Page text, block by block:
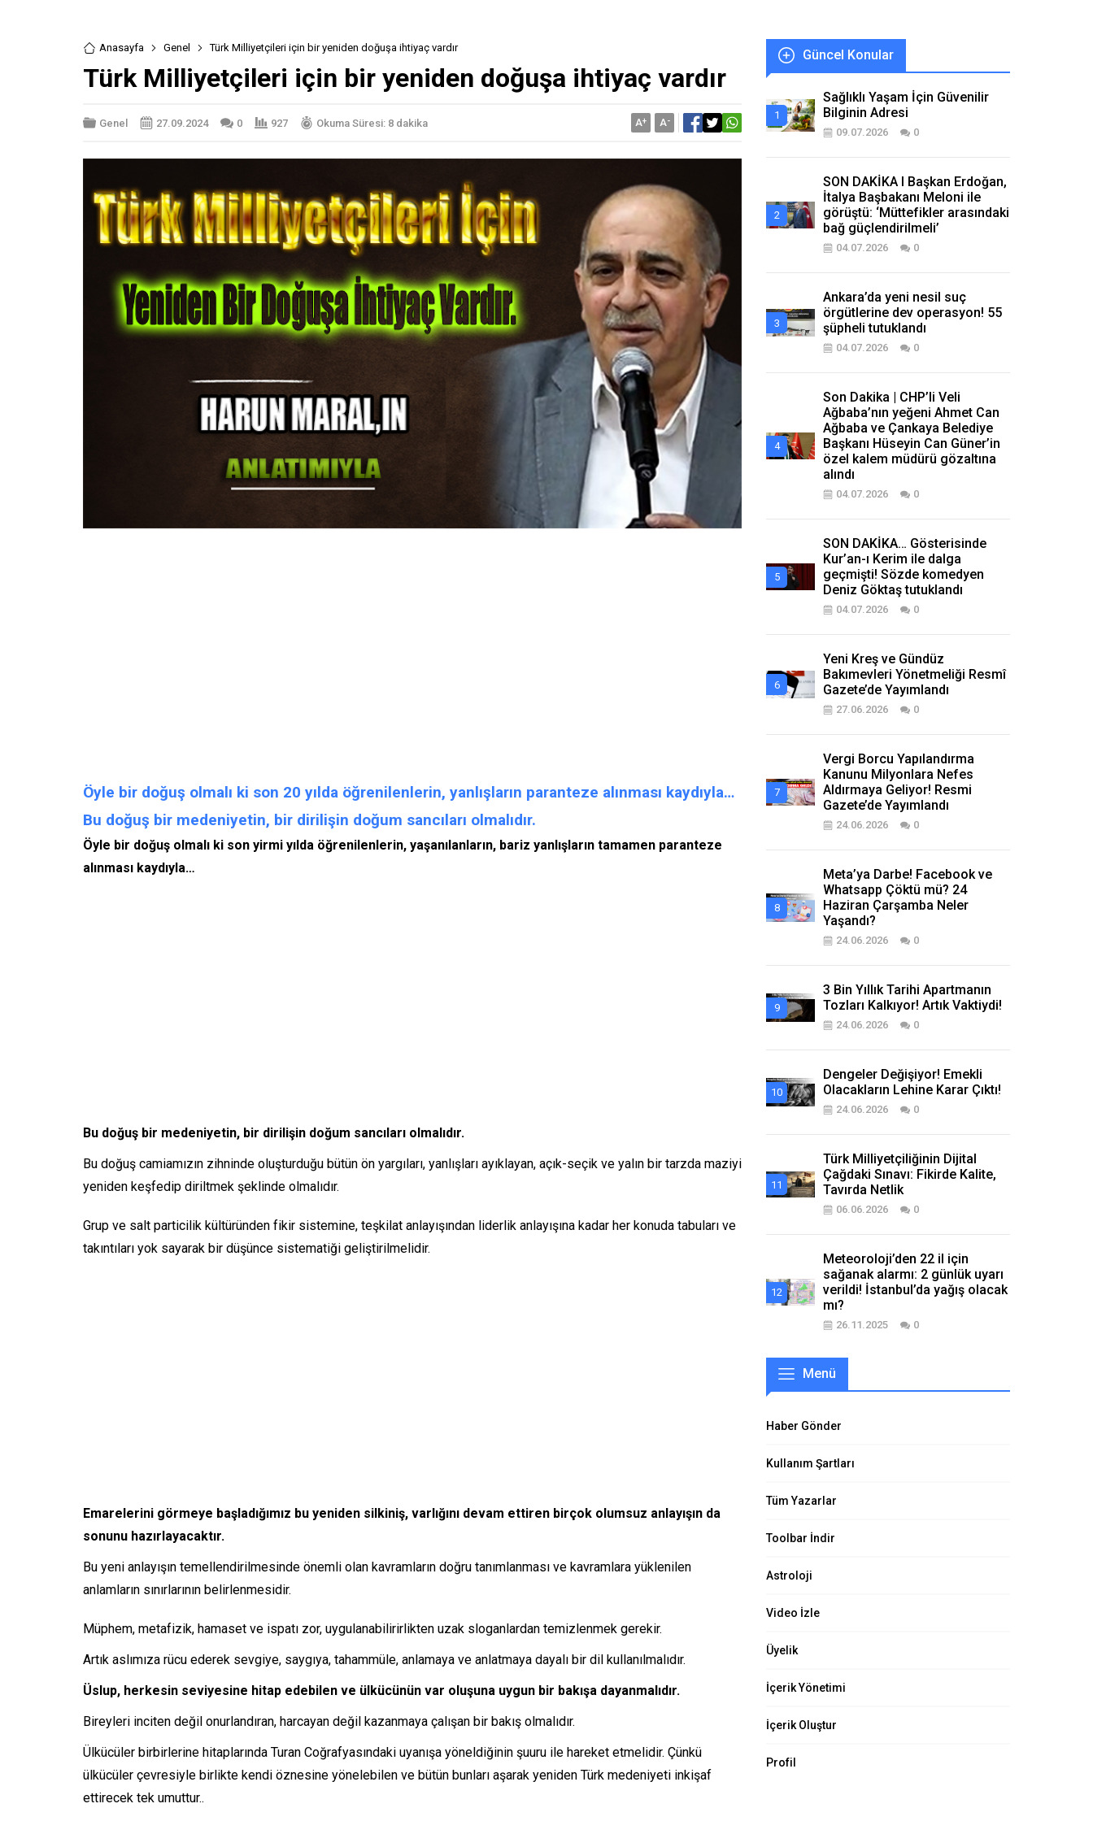
Anasayfa Genel Türk Milliyetçileri için bir yeniden doğuşa ihtiyaç vardır
Türk Milliyetçileri için bir yeniden doğuşa ihtiyaç vardır
Genel 27.09.2024 0 927 Okuma Süresi: 8 dakika A+ A-
Öyle bir doğuş olmalı ki son 20 yılda öğrenilenlerin, yanlışların paranteze alınması kaydıyla…
Bu doğuş bir medeniyetin, bir dirilişin doğum sancıları olmalıdır.
Öyle bir doğuş olmalı ki son yirmi yılda öğrenilenlerin, yaşanılanların, bariz yanlışların tamamen paranteze
alınması kaydıyla…
Bu doğuş bir medeniyetin, bir dirilişin doğum sancıları olmalıdır.
Bu doğuş camiamızın zihninde oluşturduğu bütün ön yargıları, yanlışları ayıklayan, açık-seçik ve yalın bir tarzda maziyi
yeniden keşfedip diriltmek şeklinde olmalıdır.
Grup ve salt particilik kültüründen fikir sistemine, teşkilat anlayışından liderlik anlayışına kadar her konuda tabuları ve
takıntıları yok sayarak bir düşünce sistematiği geliştirilmelidir.
Emarelerini görmeye başladığımız bu yeniden silkiniş, varlığını devam ettiren birçok olumsuz anlayışın da
sonunu hazırlayacaktır.
Bu yeni anlayışın temellendirilmesinde önemli olan kavramların doğru tanımlanması ve kavramlara yüklenilen
anlamların sınırlarının belirlenmesidir.
Müphem, metafizik, hamaset ve ispatı zor, uygulanabilirirlikten uzak sloganlardan temizlenmek gerekir.
Artık aslımıza rücu ederek sevgiye, saygıya, tahammüle, anlamaya ve anlatmaya dayalı bir dil kullanılmalıdır.
Üslup, herkesin seviyesine hitap edebilen ve ülkücünün var oluşuna uygun bir bakışa dayanmalıdır.
Bireyleri inciten değil onurlandıran, harcayan değil kazanmaya çalışan bir bakış olmalıdır.
Ülkücüler birbirlerine hitaplarında Turan Coğrafyasındaki uyanışa yöneldiğinin şuuru ile hareket etmelidir. Çünkü
ülkücüler çevresiyle birlikte kendi öznesine yönelebilen ve bütün bunları aşarak yeniden Türk medeniyeti inkişaf
ettirecek tek umuttur..
Güncel Konular
Sağlıklı Yaşam İçin Güvenilir
Bilginin Adresi
09.07.2026 0
SON DAKİKA I Başkan Erdoğan,
İtalya Başbakanı Meloni ile
görüştü: ‘Müttefikler arasındaki
bağ güçlendirilmeli’
04.07.2026 0
Ankara’da yeni nesil suç
örgütlerine dev operasyon! 55
şüpheli tutuklandı
04.07.2026 0
Son Dakika | CHP’li Veli
Ağbaba’nın yeğeni Ahmet Can
Ağbaba ve Çankaya Belediye
Başkanı Hüseyin Can Güner’in
özel kalem müdürü gözaltına
alındı
04.07.2026 0
SON DAKİKA… Gösterisinde
Kur’an-ı Kerim ile dalga
geçmişti! Sözde komedyen
Deniz Göktaş tutuklandı
04.07.2026 0
Yeni Kreş ve Gündüz
Bakımevleri Yönetmeliği Resmî
Gazete’de Yayımlandı
27.06.2026 0
Vergi Borcu Yapılandırma
Kanunu Milyonlara Nefes
Aldırmaya Geliyor! Resmi
Gazete’de Yayımlandı
24.06.2026 0
Meta’ya Darbe! Facebook ve
Whatsapp Çöktü mü? 24
Haziran Çarşamba Neler
Yaşandı?
24.06.2026 0
3 Bin Yıllık Tarihi Apartmanın
Tozları Kalkıyor! Artık Vaktiydi!
24.06.2026 0
Dengeler Değişiyor! Emekli
Olacakların Lehine Karar Çıktı!
24.06.2026 0
Türk Milliyetçiliğinin Dijital
Çağdaki Sınavı: Fikirde Kalite,
Tavırda Netlik
06.06.2026 0
Meteoroloji’den 22 il için
sağanak alarmı: 2 günlük uyarı
verildi! İstanbul’da yağış olacak
mı?
26.11.2025 0
Menü
Haber Gönder
Kullanım Şartları
Tüm Yazarlar
Toolbar İndir
Astroloji
Video İzle
Üyelik
İçerik Yönetimi
İçerik Oluştur
Profil